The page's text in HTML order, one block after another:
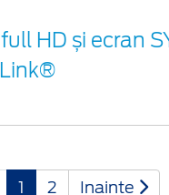
HD și ecran
1 2 Inainte